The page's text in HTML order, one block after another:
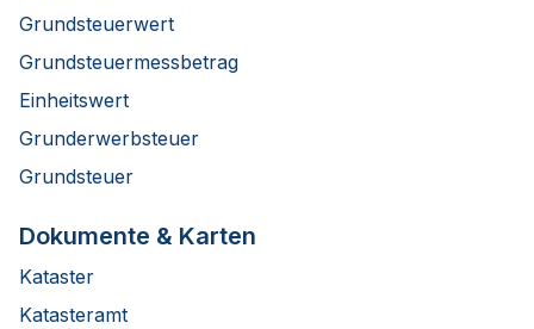
Grundsteuerwert
Grundsteuermessbetrag
Einheitswert
Grunderwerbsteuer
Grundsteuer
Dokumente & Karten
Kataster
Katasteramt